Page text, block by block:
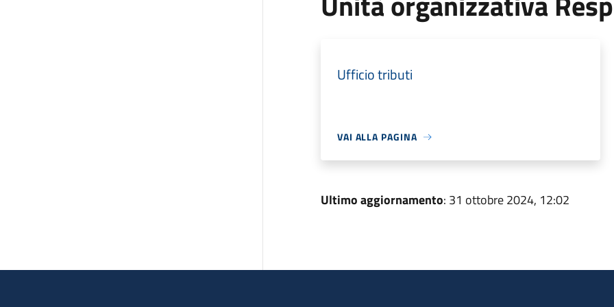
Ufficio tributi
VAI ALLA PAGINA
Ultimo aggiornamento: 31 ottobre 2024, 12:02